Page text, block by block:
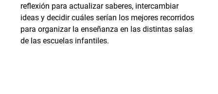
reflexión para actualizar saberes, intercambiar
ideas y decidir cuáles serían los mejores recorridos
para organizar la enseñanza en las distintas salas
de las escuelas infantiles.